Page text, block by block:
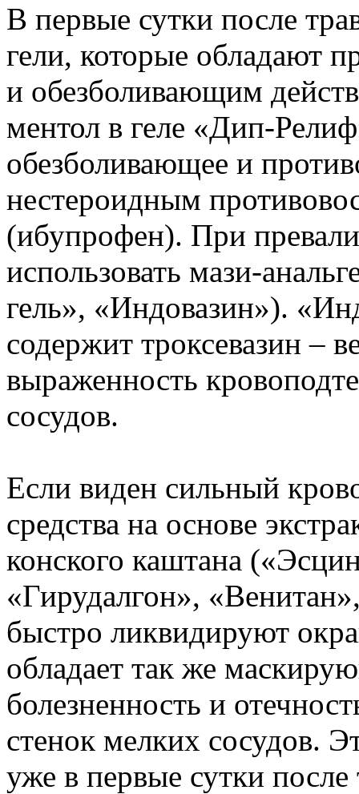
В первые сутки после
гели, которые обладают
и обезболивающим
ментол в геле «Дип-
обезболивающее и
нестероидным
(ибупрофен). При
использовать мази-
гель», «Индовазин»).
содержит троксевазин –
выраженность
сосудов.
Если виден сильный
средства на основе
конского каштана
«Гирудалгон»,
быстро ликвидируют
обладает так же
болезненность и
стенок мелких сосудов.
уже в первые сутки